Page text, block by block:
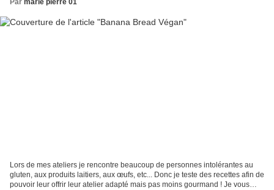
Lors de mes ateliers je rencontre beaucoup de personnes intolérantes au
gluten, aux produits laitiers, aux œufs, etc... Donc je teste des recettes afin de
pouvoir leur offrir leur atelier adapté mais pas moins gourmand ! Je vous